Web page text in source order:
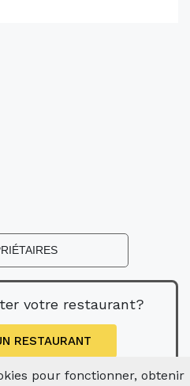
votre restaurant?
RESTAURANT
pour fonctionner, obtenir